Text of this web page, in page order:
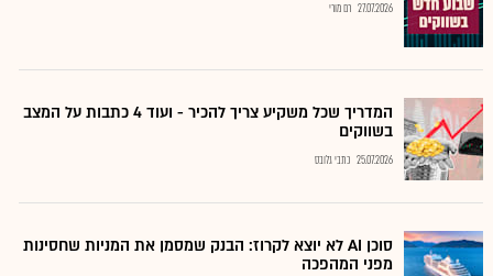
27.07.2026 רם מורי
המדריך שכל משקיע צריך להכיר - ועוד 4 כתבות על המצב
בשווקים
25.07.2026 כתבי גלובס
סוכן AI לא יוצא לקרוז: הבנק שמסמן את המניות שחסינות
מפני המהפכה